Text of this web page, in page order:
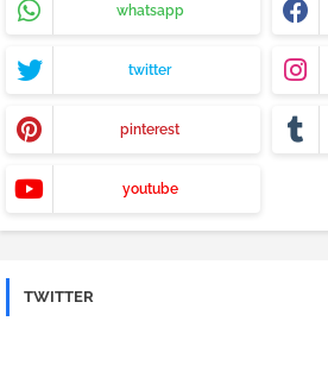
whatsapp
twitter
pinterest
youtube
TWITTER